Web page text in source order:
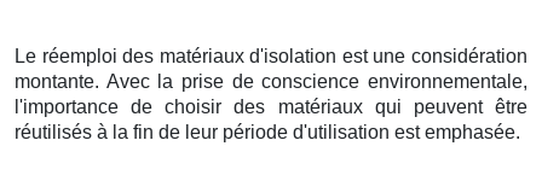
Le réemploi des matériaux d'isolation est une considération
montante. Avec la prise de conscience environnementale,
l'importance de choisir des matériaux qui peuvent être
réutilisés à la fin de leur période d'utilisation est emphasée.